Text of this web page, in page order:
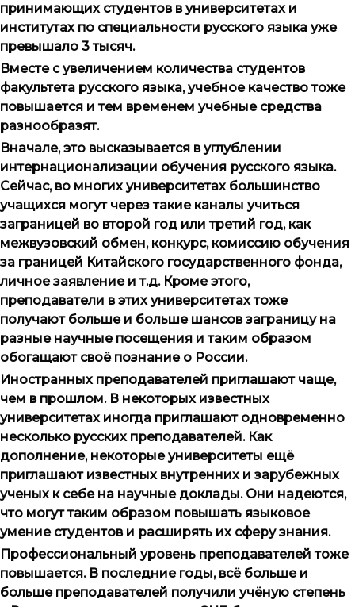
принимающих студентов в университетах и
институтах по специальности русского языка уже
превышало 3 тысяч.
Вместе с увеличением количества студентов
факультета русского языка, учебное качество тоже
повышается и тем временем учебные средства
разнообразят.
Вначале, это высказывается в углублении
интернационализации обучения русского языка.
Сейчас, во многих университетах большинство
учащихся могут через такие каналы учиться
заграницей во второй год или третий год, как
межвузовский обмен, конкурс, комиссию обучения
за границей Китайского государственного фонда,
личное заявление и т.д. Кроме этого,
преподаватели в этих университетах тоже
получают больше и больше шансов заграницу на
разные научные посещения и таким образом
обогащают своё познание о России.
Иностранных преподавателей приглашают чаще,
чем в прошлом. В некоторых известных
университетах иногда приглашают одновременно
несколько русских преподавателей. Как
дополнение, некоторые университеты ещё
приглашают известных внутренних и зарубежных
ученых к себе на научные доклады. Они надеются,
что могут таким образом повышать языковое
умение студентов и расширять их сферу знания.
Профессиональный уровень преподавателей тоже
повышается. В последние годы, всё больше и
больше преподавателей получили учёную степень